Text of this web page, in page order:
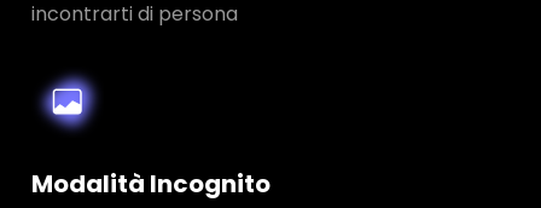
incontrarti di persona
Modalità Incognito